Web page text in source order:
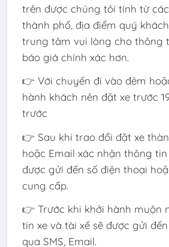
trên được chúng tôi tính từ
thành phố, địa điểm quý
trung tâm vui lòng cho thông
báo giá chính xác hơn.
👉 Với chuyến đi vào đêm
hành khách nên đặt xe trước
trước
👉 Sau khi trao đổi đặt xe
hoặc Email xác nhận thông
được gửi đến số điện thoại
cung cấp.
👉 Trước khi khởi hành muộn
tin xe và tài xế sẽ được gửi
qua SMS, Email.